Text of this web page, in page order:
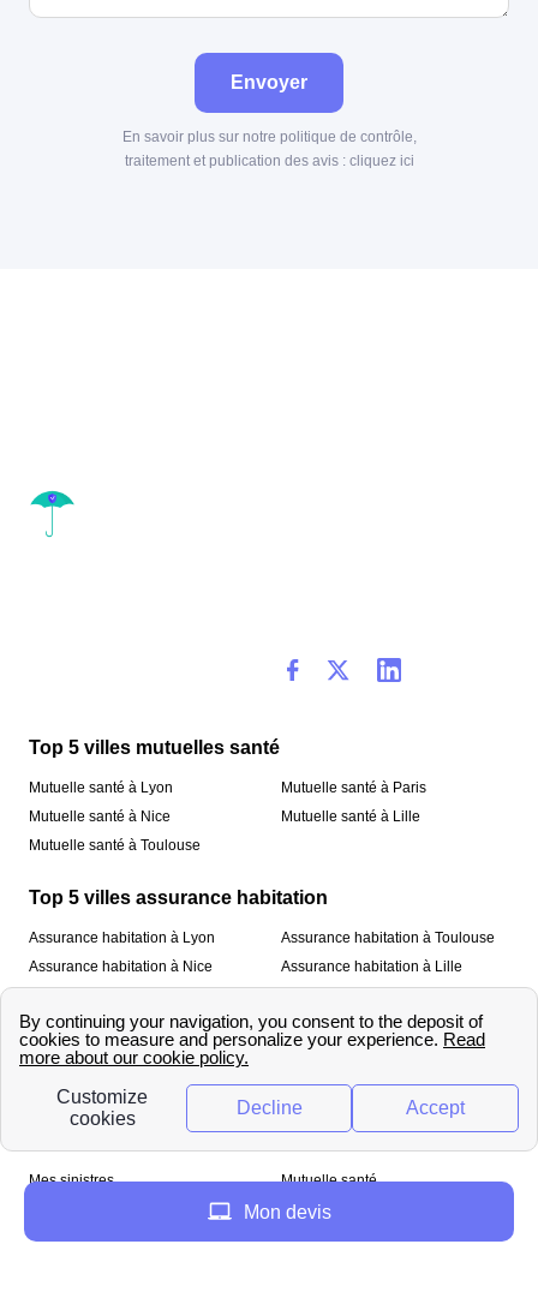
Envoyer
En savoir plus sur notre politique de contrôle,
traitement et publication des avis : cliquez ici
Top 5 villes mutuelles santé
Mutuelle santé à Lyon
Mutuelle santé à Nice
Mutuelle santé à Toulouse
Mutuelle santé à Paris
Mutuelle santé à Lille
Top 5 villes assurance habitation
Assurance habitation à Lyon
Assurance habitation à Nice
Assurance habitation à Toulouse
Assurance habitation à Lille
À propos
Qui sommes-nous ? Mentions légales
Mes sinistres
Mutuelle santé
Mon devis